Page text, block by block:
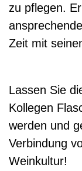
zu pflegen.
Zeit mit
Lassen Sie
Kollegen
werden und
Verbindung
Weinkultur!